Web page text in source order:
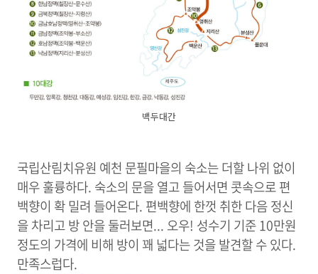
백두대간
국립산림치유원 예천 문필마을의 숙소는 더할 나위 없이
매우 훌륭하다. 숙소의 문을 열고 들어서면 콧속으로 편
백향이 확 밀려 들어온다. 편백향에 한껏 취한 다음 정신
을 차리고 방 안을 둘러보면... 오우! 성수기 기준 10만원
정도의 가격에 비해 방이 꽤 넓다는 것을 발견할 수 있다.
만족스럽다.